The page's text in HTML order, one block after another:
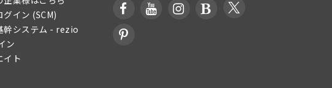
イン (SCM)
幹システム - rezio
ン
イト